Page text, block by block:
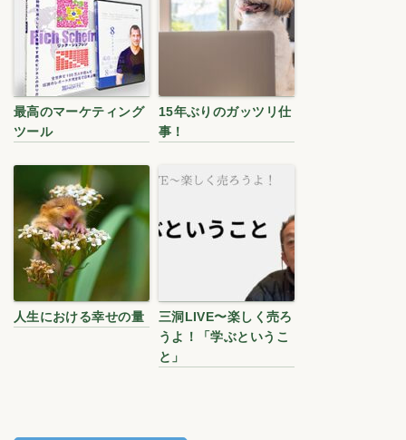
最高のマーケティング
ツール
15年ぶりのガッツリ仕
事！
人生における幸せの量
三洞LIVE〜楽しく売ろ
うよ！「学ぶというこ
と」